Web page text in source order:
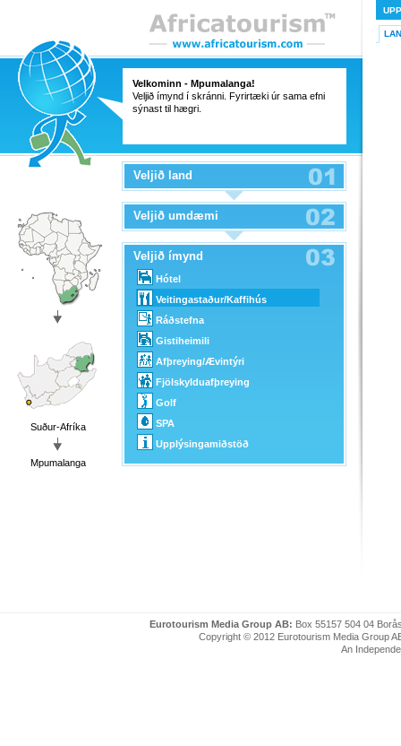
Velkominn - Mpumalanga!
Veljið ímynd í skránni. Fyrirtæki úr sama efni
sýnast til hægri.
Suður-Afríka
Mpumalanga
Veljið land
Veljið umdæmi
Veljið ímynd
Hótel
Veitingastaður/Kaffihús
Ráðstefna
Gistiheimili
Afþreying/Ævintýri
Fjölskylduafþreying
Golf
SPA
Upplýsingamiðstöð
Eurotourism Media Group AB: Box 55157 504 04
Copyright © 2012 Eurotourism Media Group
An